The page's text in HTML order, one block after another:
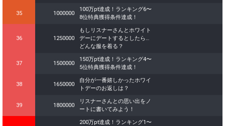
35 1000000
100万pt達成！ランキング6〜
8位特典獲得条件達成！
36 1250000
もしリスナーさんとホワイト
デーにデートするとしたら…
どんな服を着る？
37 1500000
150万pt達成！ランキング4〜
5位特典獲得条件達成！
38 1650000
自分が一番嬉しかったホワイ
トデーのお返しは？
39 1800000
リスナーさんとの思い出をノ
ートに書いてみよう！
200万pt達成！ランキング1〜